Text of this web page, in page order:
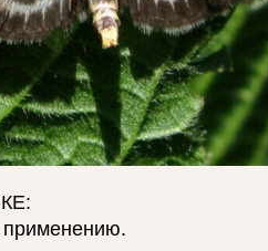
применению.